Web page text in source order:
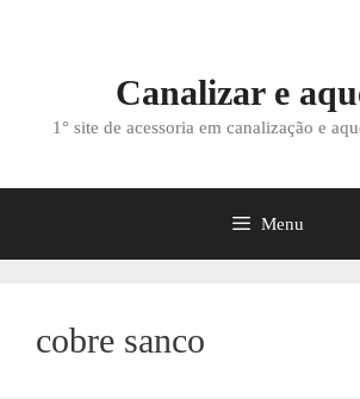
Canalizar e
1° site de acessoria em canalização e
Menu
cobre sanco